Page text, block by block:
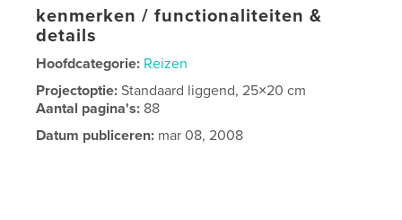
kenmerken / functionaliteiten &
details
Hoofdcategorie: Reizen
Projectoptie:Standaard liggend, 25×20 cm
Aantal pagina's: 88
Datum publiceren: mar 08, 2008